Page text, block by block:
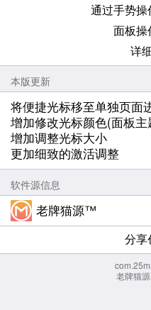
通过手势操
面板操
详
本版更新
将便捷光标移至单独页面
增加修改光标颜色(面板
增加调整光标大小
更加细致的激活调整
软件源信息
老牌猫源™
分享
老牌猫